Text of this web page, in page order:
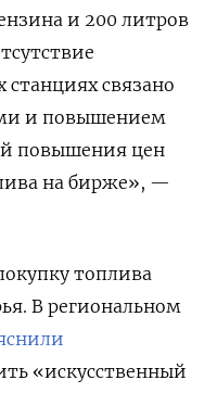
и 200 литров
связано
и повышением
повышения цен
на бирже», —
топлива
В региональном
«искусственный